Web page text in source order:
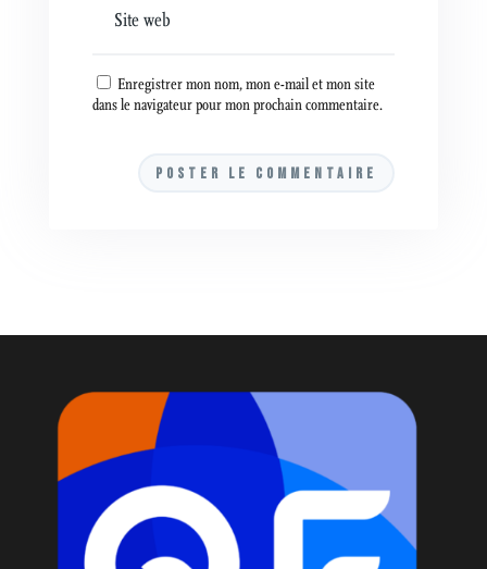
Enregistrer mon nom, mon e-mail et mon site
dans le navigateur pour mon prochain commentaire.